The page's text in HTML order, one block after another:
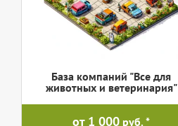
База компаний "Все для
животных и ветеринария"
от 1 000 руб.